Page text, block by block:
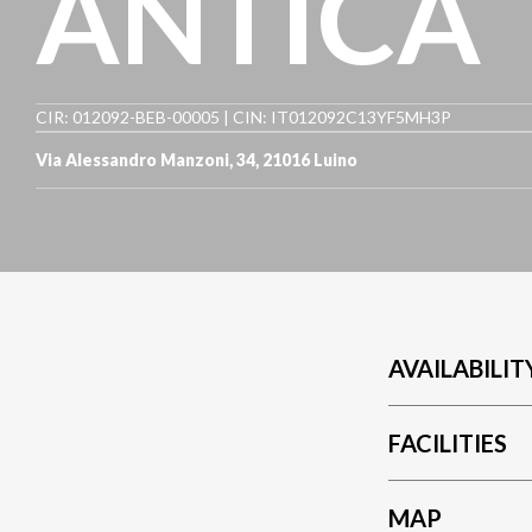
CIR: 012092-BEB-00005 | CIN: IT012092C13YF5MH3P
Via Alessandro Manzoni, 34, 21016 Luino
FACILITIES
MAP